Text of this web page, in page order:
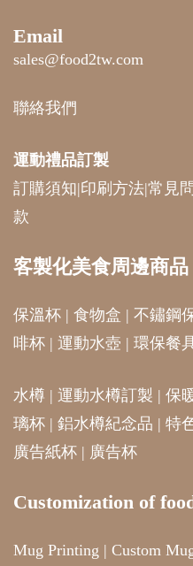
Email
sales@food2tw.com
聯絡我們
運動禮品訂製
訂購須知|印刷方法|常見
款
客製化美食周邊商品
保溫杯 | 食物盒 | 不鏽鋼
啡杯 | 運動水壺 | 環保餐
水樽 | 運動水樽訂製 | 保
璃杯 | 鋁水樽紀念品 | 特
廣告紙杯 | 廣告杯
Customization of
Mug Printing | Custom